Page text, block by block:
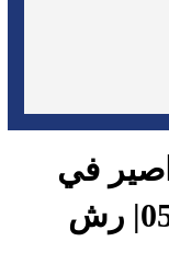
في
الفجيرة |0568199078| رش